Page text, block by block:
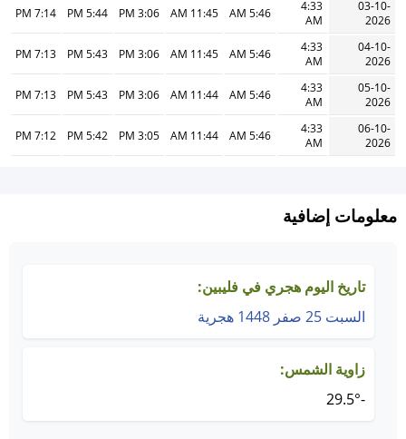
03-10-
2026
4:33
AM
5:46 AM
11:45 AM
3:06 PM
5:44 PM
7:14 PM
04-10-
2026
4:33
AM
5:46 AM
11:45 AM
3:06 PM
5:43 PM
7:13 PM
05-10-
2026
4:33
AM
5:46 AM
11:44 AM
3:06 PM
5:43 PM
7:13 PM
06-10-
2026
4:33
AM
5:46 AM
11:44 AM
3:05 PM
5:42 PM
7:12 PM
معلومات إضافية
تاريخ اليوم هجري في فليبين:
السبت 25 صفر 1448 هجرية
زاوية الشمس:
-29.5°